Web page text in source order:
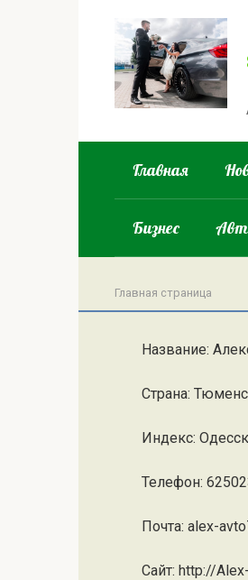
Главная
Бизнес
Главная страница
Название:
Страна:
Индекс:
Телефон:
Почта: alex-
Cайт: http://